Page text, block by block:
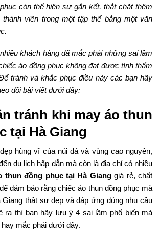
còn thể hiện sự gắn kết, thắt chặt thêm
viên trong một tập thể bằng một văn
khách hàng đã mắc phải những sai lầm
áo đồng phục không đạt được tính thẩm
tránh và khắc phục điều này các bạn hãy
dõi bài viết dưới đây:
tránh khi may áo thun
tại Hà Giang
hùng vĩ của núi đá và vùng cao nguyên,
du lịch hấp dẫn mà còn là địa chỉ có nhiều
thun đồng phục tại Hà Gianggiá rẻ, chất
đảm bảo rằng chiếc áo thun đồng phục mà
Giang thật sự đẹp và đáp ứng đúng nhu cầu
ra thì bạn hãy lưu ý 4 sai lầm phổ biến mà
mắc phải dưới đây.